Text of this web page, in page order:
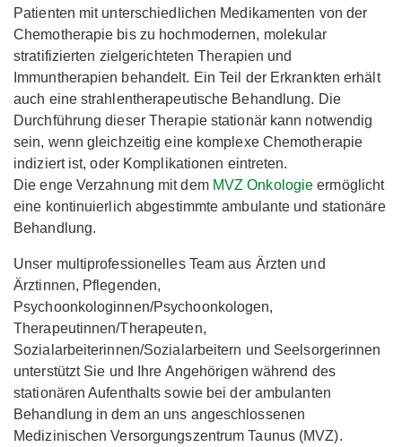
Patienten mit unterschiedlichen Medikamenten von der
Chemotherapie bis zu hochmodernen, molekular
stratifizierten zielgerichteten Therapien und
Immuntherapien behandelt. Ein Teil der Erkrankten erhält
auch eine strahlentherapeutische Behandlung. Die
Durchführung dieser Therapie stationär kann notwendig
sein, wenn gleichzeitig eine komplexe Chemotherapie
indiziert ist, oder Komplikationen eintreten.
Die enge Verzahnung mit dem MVZ Onkologie ermöglicht
eine kontinuierlich abgestimmte ambulante und stationäre
Behandlung.
Unser multiprofessionelles Team aus Ärzten und
Ärztinnen, Pflegenden,
Psychoonkologinnen/Psychoonkologen,
Therapeutinnen/Therapeuten,
Sozialarbeiterinnen/Sozialarbeitern und Seelsorgerinnen
unterstützt Sie und Ihre Angehörigen während des
stationären Aufenthalts sowie bei der ambulanten
Behandlung in dem an uns angeschlossenen
Medizinischen Versorgungszentrum Taunus (MVZ).